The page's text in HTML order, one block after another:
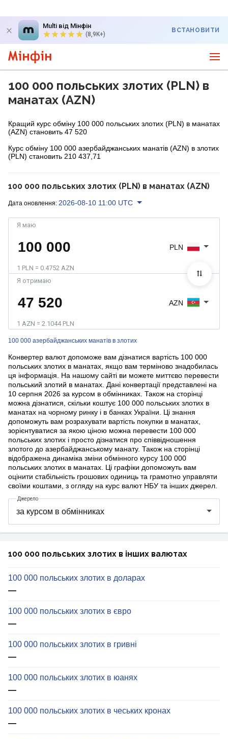
Multi від Мінфін
(8,9K+)
ВСТАНОВИТИ
100 000 польських злотих (PLN) в
манатах (AZN)
Кращий курс обміну 100 000 польських злотих (PLN) в манатах
(AZN) становить 47 520
Курс обміну 100 000 азербайджанських манатів (AZN) в злотих
(PLN) становить 210 437,71
100 000 польських злотих (PLN) в манатах (AZN)
Дата оновлення: 2026-08-10 11:00 UTC
100 000 азербайджанських манатів в злотих
Я маю
1 PLN = 0.4752 AZN
PLN
Я отримаю
1 AZN = 2.1044 PLN
AZN
Конвертер валют допоможе вам дізнатися вартість 100 000
польських злотих в манатах, якщо вам терміново знадобилась
ця інформація. На нашому сайті ви можете миттєво перевести
польський злотий в манатах. Дані конвертації представлені на
10 серпня 2026 за курсом в обмінниках. Також на сторінці
можна дізнатися, скільки коштує 100 000 польських злотих в
манатах на чорному ринку і в банках України. Ці знання
допоможуть вам розрахувати вартість покупки в манатах,
зорієнтуватися за якою ціною можна перевести 100 000
польських злотих і просто дізнатися про співвідношення
злотого до азербайджанському манату. Також на сторінці
відображена динаміка зміни обмінного курсу 100 000
польських злотих в манатах. Ці графіки допоможуть вам
оцінити стабільність грошових одиниць та грамотно управляти
своїми коштами, з огляду на курс валют НБУ та інших джерел.
Джерело
100 000 польських злотих в інших валютах
100 000 польських злотих в доларах
—
100 000 польських злотих в євро
—
100 000 польських злотих в гривні
—
100 000 польських злотих в юанях
—
100 000 польських злотих в чеських кронах
—